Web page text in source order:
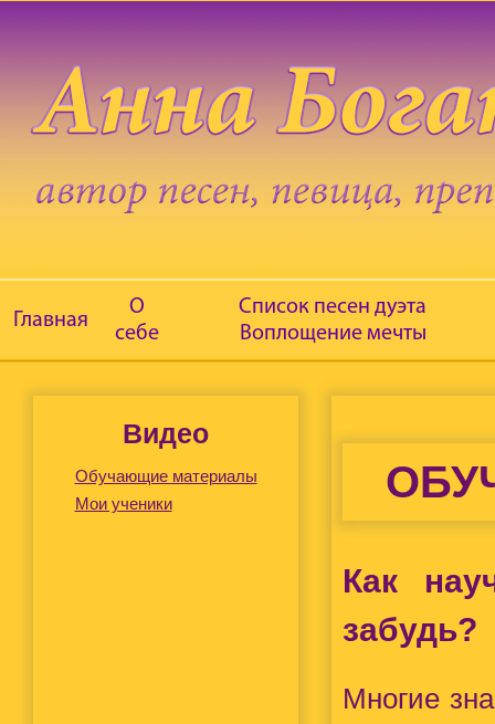
Главная
О
себе
Список песен дуэта
Воплощение мечты
Видео
Обучающие материалы
Мои ученики
Как
забудь?
Многие